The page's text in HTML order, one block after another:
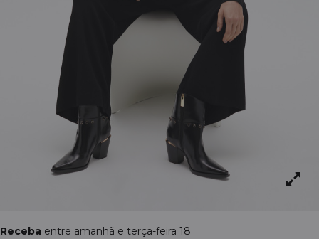
Receba entre amanhã e terça-feira 18